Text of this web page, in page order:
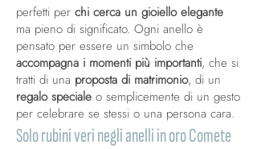
perfetti per chi cerca un gioiello elegante
ma pieno di significato. Ogni anello è
pensato per essere un simbolo che
accompagna i momenti più importanti, che si
tratti di una proposta di matrimonio, di un
regalo speciale o semplicemente di un gesto
per celebrare se stessi o una persona cara.
Solo rubini veri negli anelli in oro Comete